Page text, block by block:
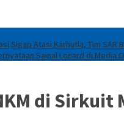
Sigap Atasi Karhutla, Tim SAR
Sainal Lonard di Media
di Sirkuit